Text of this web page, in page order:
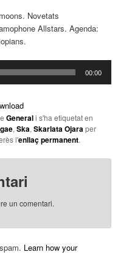
Novetats
Allstars. Agenda:
00:00
Generali s'ha etiquetat en
,Ska,Skarlata Ojaraper
l'enllaç permanent.
un comentari.
Learn how your